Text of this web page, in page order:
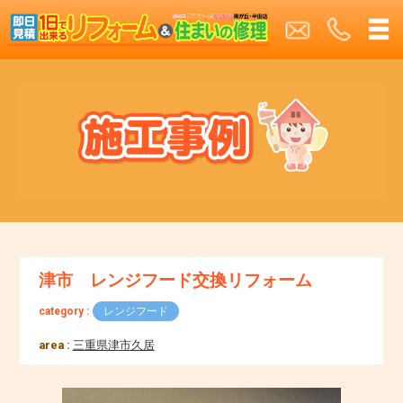
津市 レンジフード交換リフォーム
category : レンジフード
area : 三重県津市久居